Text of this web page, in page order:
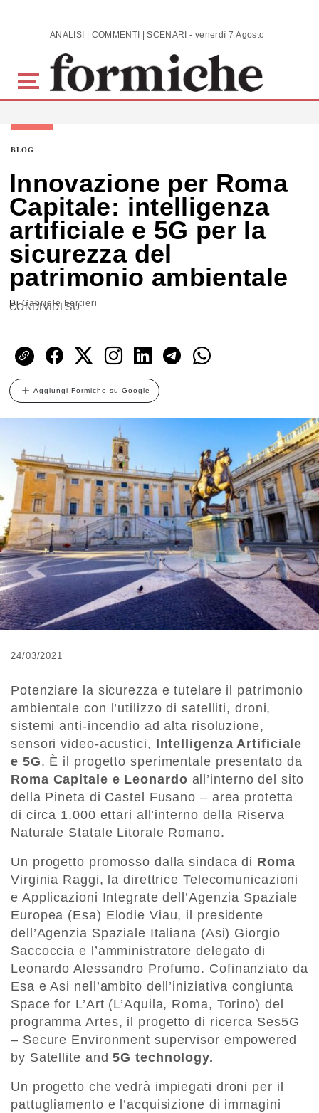
Skip to main content ANALISI | COMMENTI | SCENARI - venerdì 7 Agosto 2026
BLOG
Innovazione per Roma
Capitale: intelligenza
artificiale e 5G per la
sicurezza del
patrimonio ambientale
DiGabriele Ferrieri
CONDIVIDI SU:
Aggiungi Formiche su Google
24/03/2021
Potenziare la sicurezza e tutelare il patrimonio
ambientale con l’utilizzo di satelliti, droni,
sistemi anti-incendio ad alta risoluzione,
sensori video-acustici, Intelligenza Artificiale
e 5G. È il progetto sperimentale presentato da
Roma Capitale e Leonardo all’interno del sito
della Pineta di Castel Fusano – area protetta
di circa 1.000 ettari all’interno della Riserva
Naturale Statale Litorale Romano.
Un progetto promosso dalla sindaca di Roma
Virginia Raggi, la direttrice Telecomunicazioni
e Applicazioni Integrate dell’Agenzia Spaziale
Europea (Esa) Elodie Viau, il presidente
dell’Agenzia Spaziale Italiana (Asi) Giorgio
Saccoccia e l’amministratore delegato di
Leonardo Alessandro Profumo. Cofinanziato da
Esa e Asi nell’ambito dell’iniziativa congiunta
Space for L’Art (L’Aquila, Roma, Torino) del
programma Artes, il progetto di ricerca Ses5G
– Secure Environment supervisor empowered
by Satellite and 5G technology.
Un progetto che vedrà impiegati droni per il
pattugliamento e l’acquisizione di immagini